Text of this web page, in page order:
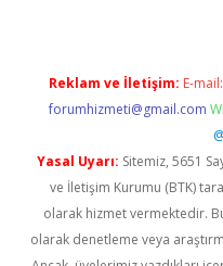
Reklam ve İletişim: E-mail:
forumhizmeti@gmail.com
Yasal Uyarı: Sitemiz, 5651
ve İletişim Kurumu (BTK)
olarak hizmet vermektedir.
olarak denetleme veya